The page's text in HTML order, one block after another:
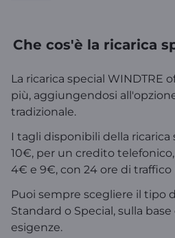
Che cos'è la ricarica
La ricarica special WINDTRE
più, aggiungendosi
tradizionale.
I tagli disponibili della ricarica
10€, per un credito
4€ e 9€, con 24 ore di
Puoi sempre scegliere il tipo
Standard o Special, sulla
esigenze.